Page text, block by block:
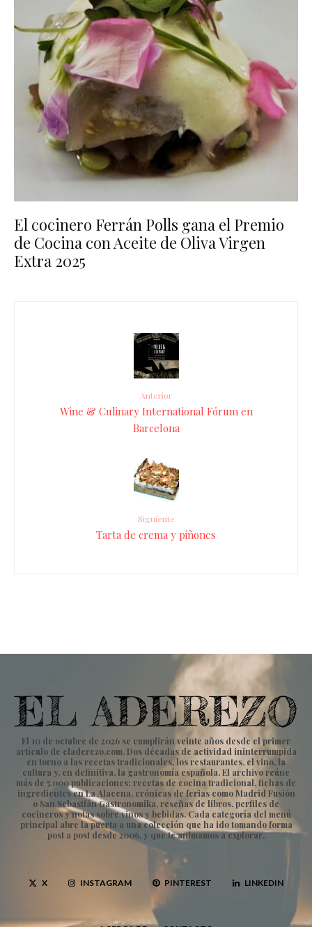
El cocinero Ferrán Polls gana el Premio
de Cocina con Aceite de Oliva Virgen
Extra 2025
Anterior
Wine & Culinary International Fórum en
Barcelona
Siguiente
Tarta de crema y piñones
El 10 de octubre de 2026 se cumplirán veinte años desde el primer
artículo de eladerezo.com. Dos décadas de actividad ininterrumpida
en torno a las recetas tradicionales, los restaurantes, el vino, la
cultura y, en definitiva, la gastronomía española. El archivo reúne
más de 5.000 publicaciones: recetas de cocina tradicional, fichas de
ingredientes en La Alacena, crónicas de ferias como Madrid Fusión
o San Sebastián Gastronomika, reseñas de libros, perfiles de
cocineros y notas sobre vinos y bebidas. Cada categoría del menú
principal abre la puerta a una colección que ha ido tomando forma
post a post desde 2006, y que te animamos a explorar.
X INSTAGRAM PINTEREST LINKEDIN